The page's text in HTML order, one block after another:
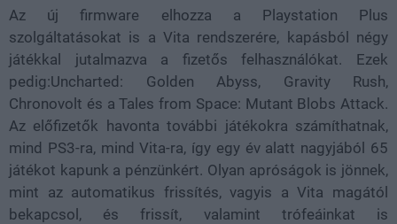
Az új firmware elhozza a Playstation Plus
szolgáltatásokat is a Vita rendszerére, kapásból négy
játékkal jutalmazva a fizetős felhasználókat. Ezek
pedig:Uncharted: Golden Abyss, Gravity Rush,
Chronovolt és a Tales from Space: Mutant Blobs Attack.
Az előfizetők havonta további játékokra számíthatnak,
mind PS3-ra, mind Vita-ra, így egy év alatt nagyjából 65
játékot kapunk a pénzünkért. Olyan apróságok is jönnek,
mint az automatikus frissítés, vagyis a Vita magától
bekapcsol, és frissít, valamint trófeáinkat is